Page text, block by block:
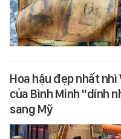
Hoa hậu đẹp nhất
của Bình Minh "dính
sang Mỹ